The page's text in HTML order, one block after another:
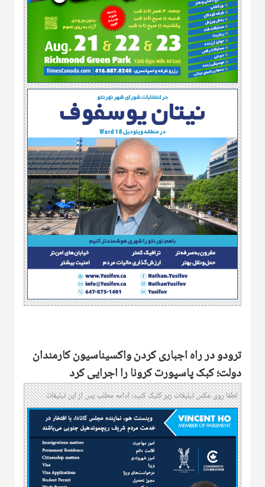
ترودو در راه اجباری کردن واکسیناسیون کارمندان
دولت؛ کبک پاسپورت کرونا را اجرایی کرد
لطفا روی عکس تبلیغات زیر کلیک کنید؛ ادامه مطلب پس از این تبلیغات